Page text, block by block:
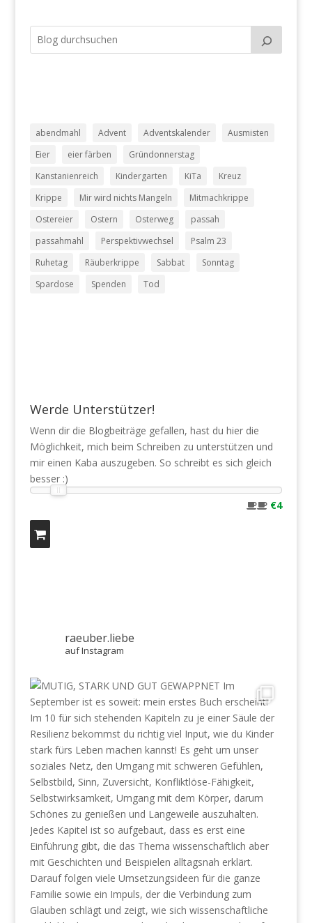
abendmahl Advent Adventskalender
Ausmisten
Eier
eier färben
Gründonnerstag
Kanstanienreich
Kindergarten KiTa
Kreuz
Krippe
Mir wird nichts Mangeln
Mitmachkrippe
Ostereier
Ostern Osterweg
passah
passahmahl
Perspektivwechsel
Psalm 23
Ruhetag
Räuberkrippe Sabbat
Sonntag
Spardose
Spenden Tod
Werde Unterstützer!
Wenn dir die Blogbeiträge gefallen, hast du hier die
Möglichkeit, mich beim Schreiben zu unterstützen und
mir einen Kaba auszugeben. So schreibt es sich gleich
besser :)
€4
raeuber.liebe
auf Instagram